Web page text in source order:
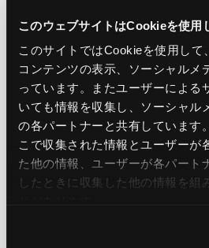
このウェブサイトはCookieを使用
このサイトではCookieを使用して
コンテンツの表示、ソーシャルメ
っています。またユーザーによる
いても情報を収集し、ソーシャル
の各パートナーと共有しています
こで収集された情報とユーザーが
た他の情報、ユーザーが各パート
したときに収集した他の情報を組
cost optimization platform
collection, allocation, and
costs to uncover savings
improve unit economics.
companies to understand
cloud spend and take an
approach to optimizing that
To learn more about